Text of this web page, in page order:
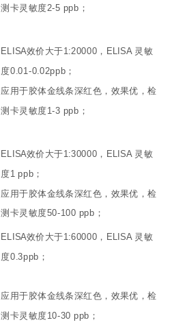
测卡灵敏度2-5 ppb；
ELISA效价大于1:20000，ELISA 灵敏
度0.01-0.02ppb；
应用于胶体金线条深红色，效果优，检
测卡灵敏度1-3 ppb；
ELISA效价大于1:30000，ELISA 灵敏
度1 ppb；
应用于胶体金线条深红色，效果优，检
测卡灵敏度50-100 ppb；
ELISA效价大于1:60000，ELISA 灵敏
度0.3ppb；
应用于胶体金线条深红色，效果优，检
测卡灵敏度10-30 ppb；